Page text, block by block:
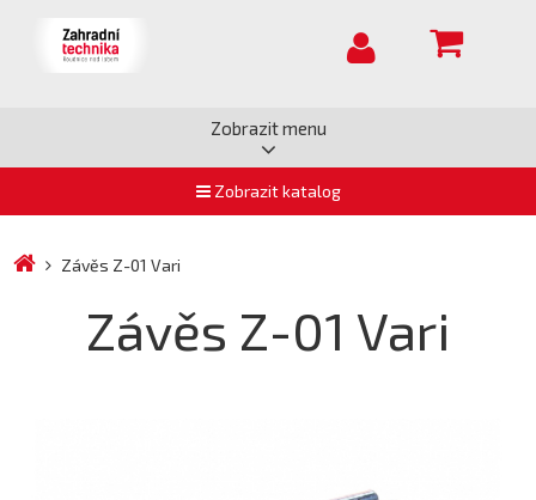
Zobrazit menu
Zobrazit katalog
Závěs Z-01 Vari
Závěs Z-01 Vari